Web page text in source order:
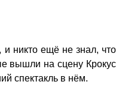
никто ещё не знал, что
вышли на сцену Крокус
спектакль в нём.